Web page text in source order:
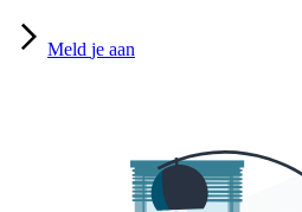
Meld je aan